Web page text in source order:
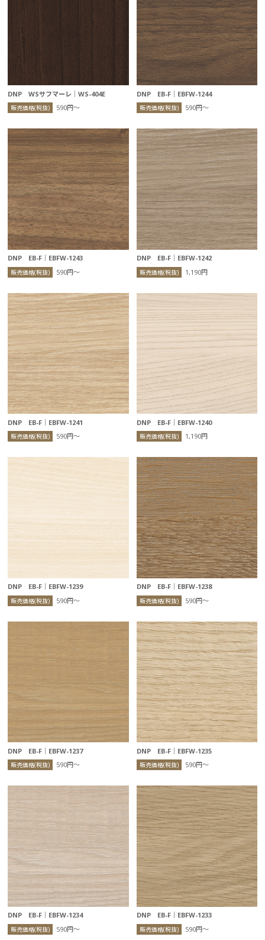
DNP WSサフマーレ｜WS-404E
販売価格(税抜) 590円〜
DNP EB-F｜EBFW-1244
販売価格(税抜) 590円〜
DNP EB-F｜EBFW-1243
販売価格(税抜) 590円〜
DNP EB-F｜EBFW-1242
販売価格(税抜) 1,190円
DNP EB-F｜EBFW-1241
販売価格(税抜) 590円〜
DNP EB-F｜EBFW-1240
販売価格(税抜) 1,190円
DNP EB-F｜EBFW-1239
販売価格(税抜) 590円〜
DNP EB-F｜EBFW-1238
販売価格(税抜) 590円〜
DNP EB-F｜EBFW-1237
販売価格(税抜) 590円〜
DNP EB-F｜EBFW-1235
販売価格(税抜) 590円〜
DNP EB-F｜EBFW-1234
販売価格(税抜) 590円〜
DNP EB-F｜EBFW-1233
販売価格(税抜) 590円〜